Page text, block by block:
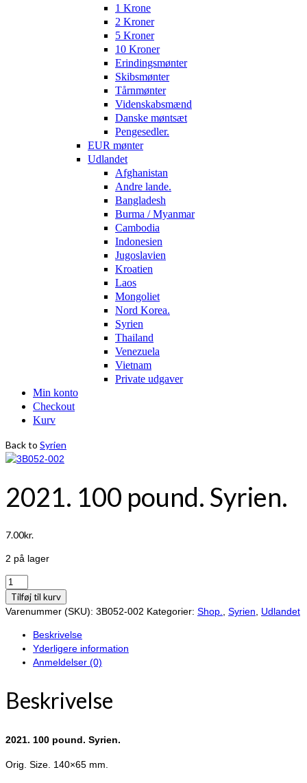
1 Krone
2 Kroner
5 Kroner
10 Kroner
Erindingsmønter
Skibsmønter
Tårnmønter
Videnskabsmænd
Danske møntsæt
Pengesedler.
EUR mønter
Udlandet
Afghanistan
Andre lande.
Bangladesh
Burma / Myanmar
Cambodia
Indonesien
Jugoslavien
Kroatien
Laos
Mongoliet
Nord Korea.
Syrien
Thailand
Venezuela
Vietnam
Private udgaver
Min konto
Checkout
Kurv
Back to Syrien
2021. 100 pound. Syrien.
7.00kr.
2 på lager
2021.
100
pound.
antal
Tilføj til kurv
Varenummer (SKU): 3B052-002 Kategorier: Shop. Syrien Udlandet
Beskrivelse
Yderligere information
Anmeldelser (0)
Beskrivelse
2021. 100 pound. Syrien.
Orig. Size. 140×65 mm.